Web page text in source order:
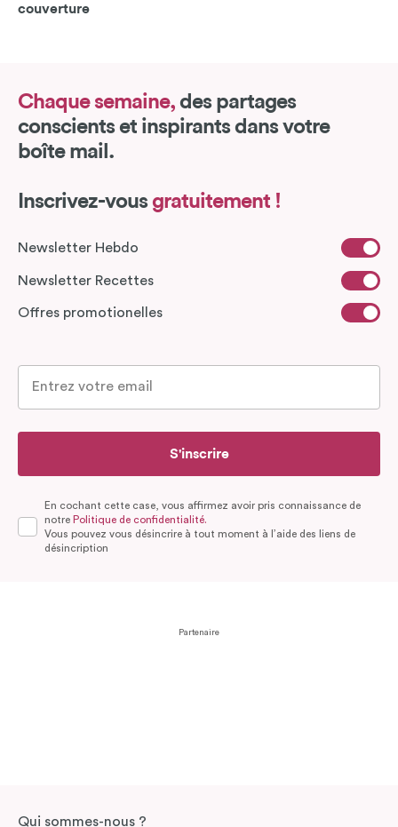
couverture
Chaque semaine, des partages
conscients et inspirants dans votre
boîte mail.
Inscrivez-vous gratuitement !
Newsletter Hebdo
Newsletter Recettes
Offres promotionelles
S'inscrire
En cochant cette case, vous affirmez avoir pris connaissance de
notre Politique de confidentialité.
Vous pouvez vous désincrire à tout moment à l’aide des liens de
désincription
Partenaire
Qui sommes-nous ?